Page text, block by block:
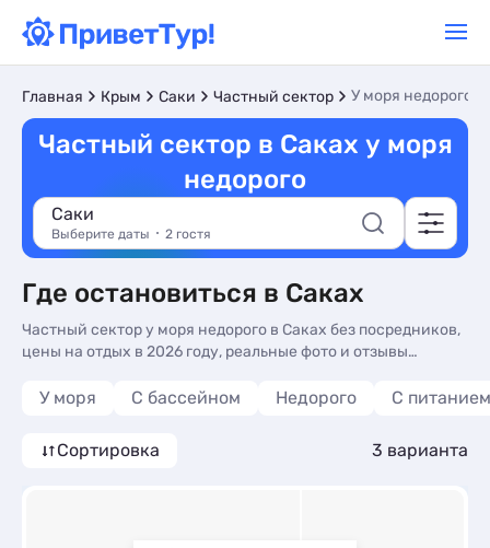
Главная Крым Саки Частный сектор У моря недорого
Частный сектор в Саках у моря
недорого
Саки
Выберите даты 2 гостя
Где остановиться в Саках
Частный сектор у моря недорого в Саках без посредников,
цены на отдых в 2026 году, реальные фото и отзывы
более 10 вариантов, от 2500 руб, номера с общей кухней,
У моря С бассейном Недорого С питанием
Сортировка 3 варианта